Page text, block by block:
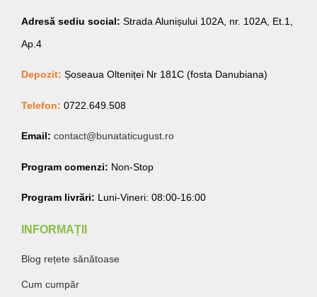
Adresă sediu social: Strada Alunișului 102A, nr. 102A, Et.1,
Ap.4
Depozit: Șoseaua Olteniței Nr 181C (fosta Danubiana)
Telefon: 0722.649.508
Email: contact@bunataticugust.ro
Program comenzi: Non-Stop
Program livrări: Luni-Vineri: 08:00-16:00
INFORMAȚII
Blog rețete sănătoase
Cum cumpăr